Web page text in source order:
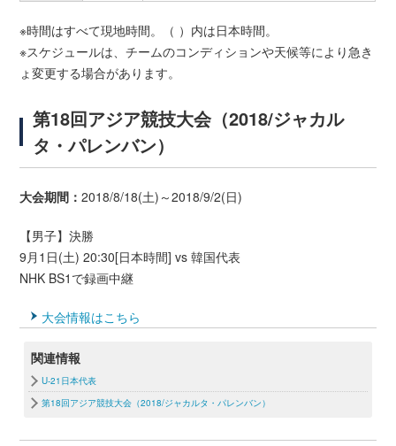
※時間はすべて現地時間。（ ）内は日本時間。
※スケジュールは、チームのコンディションや天候等により急き
ょ変更する場合があります。
第18回アジア競技大会（2018/ジャカル
タ・パレンバン）
大会期間：2018/8/18(土)～2018/9/2(日)
【男子】決勝
9月1日(土) 20:30[日本時間] vs 韓国代表
NHK BS1で録画中継
大会情報はこちら
関連情報
U-21日本代表
第18回アジア競技大会（2018/ジャカルタ・パレンバン）